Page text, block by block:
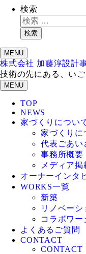
検索
検索
MENU
株式会社 加藤淳設計
技術の先にある、い
MENU
TOP
NEWS
家づくりについ
家づくりに
代表ごあい
事務所概要
メディア掲
オーナーインタ
WORKS一覧
新築
リノベーシ
コラボワー
よくあるご質問
CONTACT
CONTACT